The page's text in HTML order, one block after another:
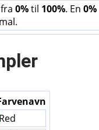
fra0%til 100%. En0%
Red